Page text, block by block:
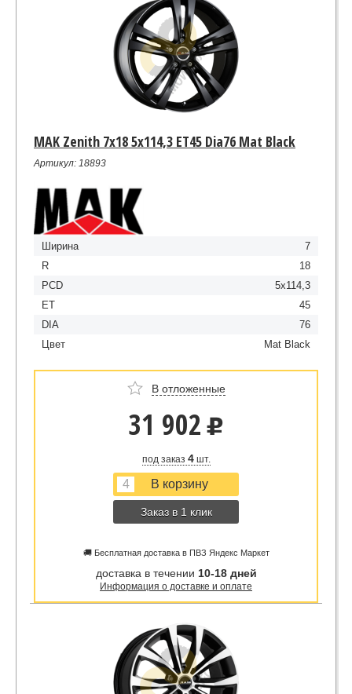
MAK Zenith 7x18 5x114,3 ET45 Dia76 Mat Black
Артикул: 18893
Ширина
7
R
18
PCD
5x114,3
ET
45
DIA
76
Цвет
Mat Black
В отложенные
31 902 u
под заказ 4шт.
Заказ в 1 клик
🚚 Бесплатная доставка в ПВЗ Яндекс Маркет
доставка в течении 10-18 дней
Информация о доставке и оплате